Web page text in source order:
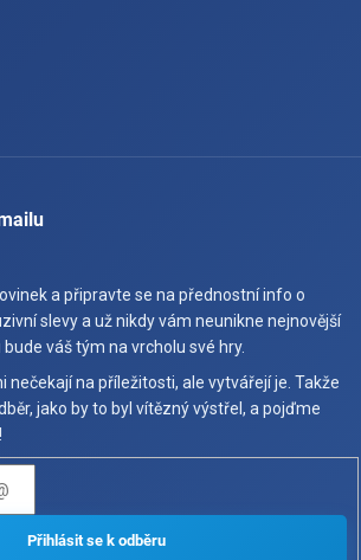
a připravte se na přednostní info o
slevy a už nikdy vám neunikne nejnovější
váš tým na vrcholu své hry.
nečekají na příležitosti, ale vytvářejí je. Takže
jako by to byl vítězný výstřel, a pojďme